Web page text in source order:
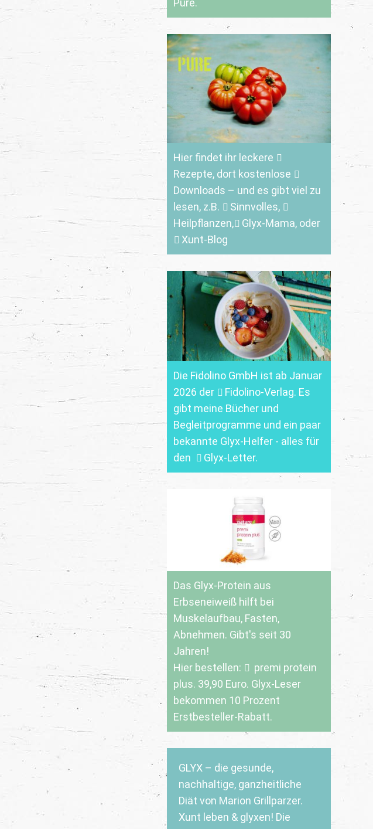
Pure.
Hier findet ihr leckere
Rezepte, dort kostenlose
Downloads – und es gibt viel zu
lesen, z.B.
Sinnvolles,
Heilpflanzen,
Glyx-Mama, oder
Xunt-Blog
Die Fidolino GmbH ist ab Januar
2026 der
Fidolino-Verlag. Es
gibt meine Bücher und
Begleitprogramme und ein paar
bekannte Glyx-Helfer - alles für
den
Glyx-Letter.
Das Glyx-Protein aus
Erbseneiweiß hilft bei
Muskelaufbau, Fasten,
Abnehmen. Gibt's seit 30
Jahren!
Hier bestellen:
premi protein
plus. 39,90 Euro. Glyx-Leser
bekommen 10 Prozent
Erstbesteller-Rabatt.
GLYX – die gesunde,
nachhaltige, ganzheitliche
Diät von Marion Grillparzer.
Xunt leben & glyxen! Die